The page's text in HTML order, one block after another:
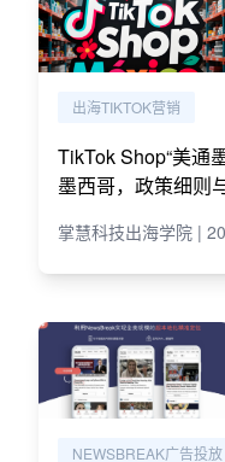
出海TIKTOK营销
TikTok Shop“美通
墨西哥，政策细则
掌慧科技出海学院 |
NEWSBREAK广告投放